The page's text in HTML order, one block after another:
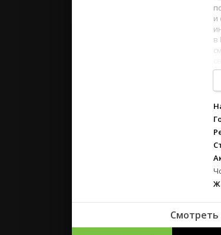
и
в
1
Смотреть